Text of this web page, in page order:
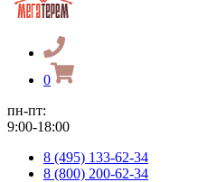
0
пн-пт:
9:00-18:00
8 (495) 133-62-34
8 (800) 200-62-34